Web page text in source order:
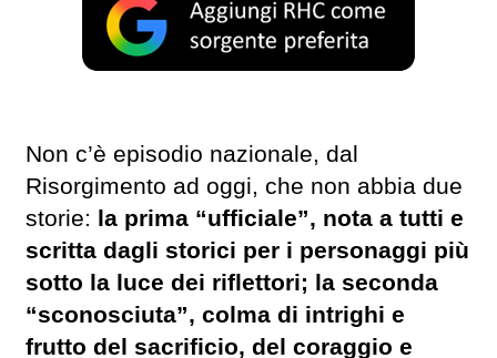
Non c’è episodio nazionale, dal
Risorgimento ad oggi, che non abbia due
storie: la prima “ufficiale”, nota a tutti e
scritta dagli storici per i personaggi più
sotto la luce dei riflettori; la seconda
“sconosciuta”, colma di intrighi e
frutto del sacrificio, del coraggio e